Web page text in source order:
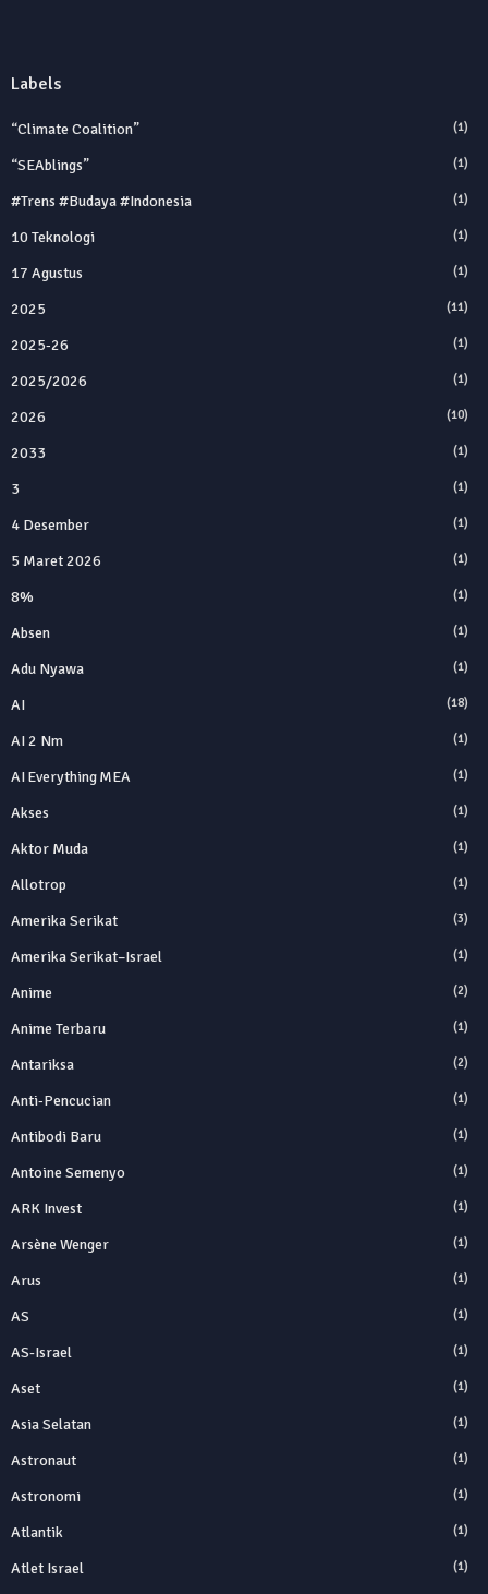
Labels
“Climate Coalition” (1)
“SEAblings” (1)
#trens #budaya #indonesia (1)
10 Teknologi (1)
17 Agustus (1)
2025 (11)
2025‑26 (1)
2025/2026 (1)
2026 (10)
2033 (1)
3 (1)
4 Desember (1)
5 Maret 2026 (1)
8% (1)
Absen (1)
Adu Nyawa (1)
AI (18)
AI 2 Nm (1)
AI Everything MEA (1)
Akses (1)
Aktor Muda (1)
Allotrop (1)
Amerika Serikat (3)
Amerika Serikat–Israel (1)
Anime (2)
Anime Terbaru (1)
Antariksa (2)
Anti‑Pencucian (1)
Antibodi Baru (1)
Antoine Semenyo (1)
ARK Invest (1)
Arsène Wenger (1)
Arus (1)
AS (1)
AS-Israel (1)
Aset (1)
Asia Selatan (1)
Astronaut (1)
Astronomi (1)
Atlantik (1)
Atlet Israel (1)